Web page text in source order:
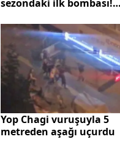
sezondaki ilk bombası!
erken başladı
Yop Chagi vuruşuyla 5
metreden aşağı uçurdu